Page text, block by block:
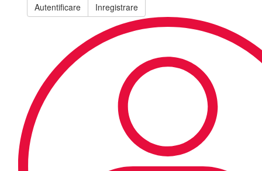
Autentificare Inregistrare